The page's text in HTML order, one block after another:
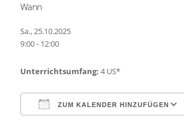
Wann
Sa., 25.10.2025
9:00 - 12:00
Unterrichtsumfang: 4 US*
ZUM KALENDER HINZUFÜGEN